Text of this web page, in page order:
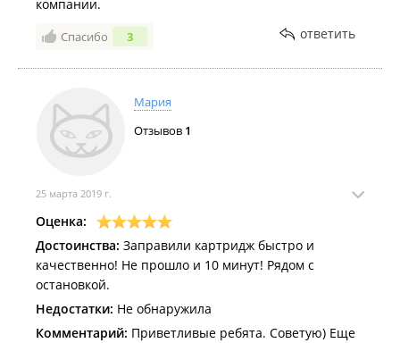
компании.
Спасибо 3 ответить
Мария
Отзывов 1
25 марта 2019 г.
Оценка:
Достоинства: Заправили картридж быстро и
качественно! Не прошло и 10 минут! Рядом с
остановкой.
Недостатки: Не обнаружила
Комментарий: Приветливые ребята. Советую) Еще